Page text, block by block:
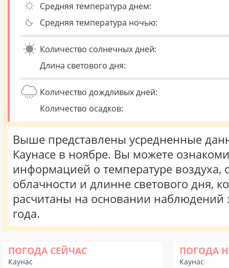
Средняя температура днем:
Средняя температура ночью:
Количество солнечных дней:
Длина светового дня:
Количество дождливых дней:
Количество осадков:
Выше представлены усредненные
Каунасе в ноябре. Вы можете
информацией о температуре воздуха,
облачности и длинне светового дня,
расчитаны на основании наблюдений
года.
ПОГОДА СЕЙЧАС
Каунас
ПОГОДА
Каунас